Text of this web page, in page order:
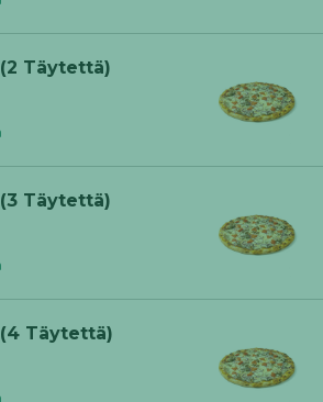
Täytettä)
Täytettä)
Täytettä)